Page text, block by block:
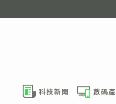
科技新聞 數碼